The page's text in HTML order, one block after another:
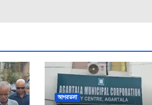
আগরতলা